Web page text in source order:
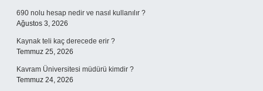
690 nolu hesap nedir ve nasıl kullanılır ?
Ağustos 3, 2026
Kaynak teli kaç derecede erir ?
Temmuz 25, 2026
Kavram Üniversitesi müdürü kimdir ?
Temmuz 24, 2026